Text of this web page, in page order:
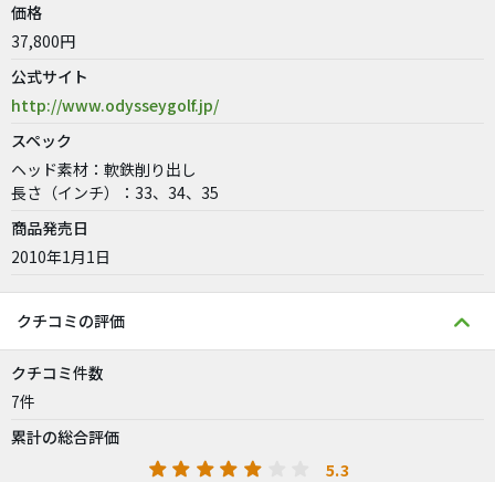
価格
37,800円
公式サイト
http://www.odysseygolf.jp/
スペック
ヘッド素材：軟鉄削り出し
長さ（インチ）：33、34、35
商品発売日
2010年1月1日
クチコミの評価
クチコミ件数
7件
累計の総合評価
5.3